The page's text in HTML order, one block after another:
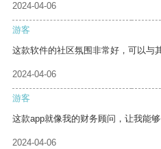
2024-04-06
游客
这款软件的社区氛围非常好，可以与
2024-04-06
游客
这款app就像我的财务顾问，让我能够
2024-04-06